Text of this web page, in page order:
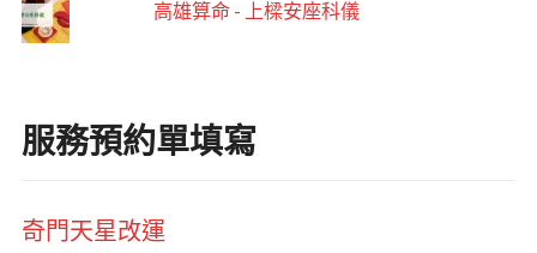
高雄算命 - 上樑安座科儀
服務預約單填寫
奇門天星改運